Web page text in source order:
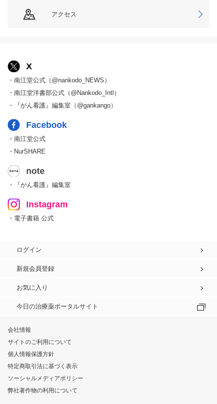
アクセス
X
・南江堂公式（@nankodo_NEWS）
・南江堂洋書部公式（@Nankodo_Intl）
・『がん看護』編集室（@gankango）
Facebook
・南江堂公式
・NurSHARE
note
・『がん看護』編集室
Instagram
・電子書籍 公式
ログイン
新規会員登録
お気に入り
今日の治療薬ポータルサイト
会社情報
サイトのご利用について
個人情報保護方針
特定商取引法に基づく表示
ソーシャルメディアポリシー
弊社著作物の利用について